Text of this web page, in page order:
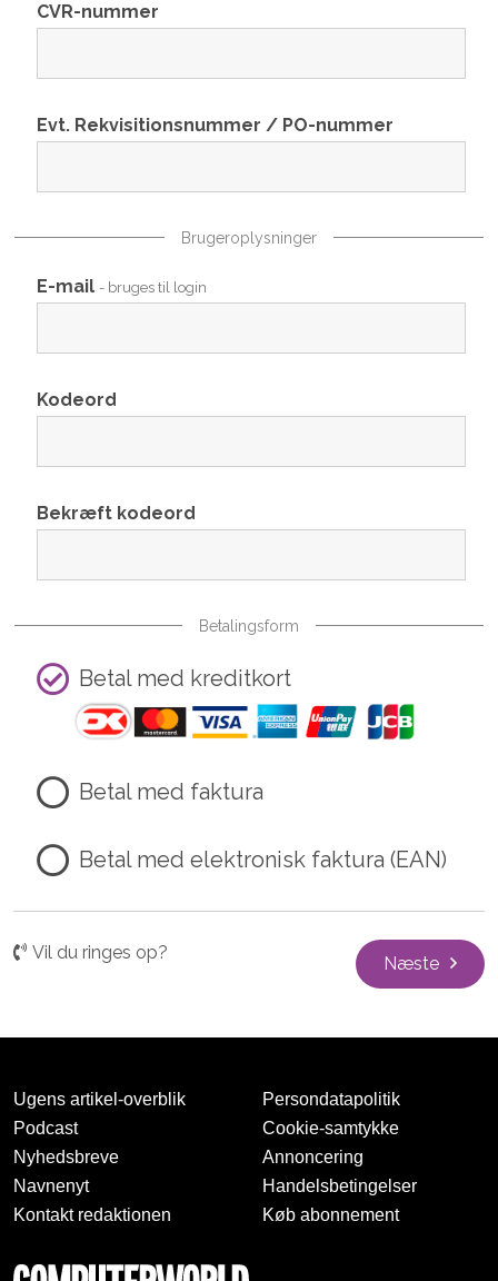
CVR-nummer
Evt. Rekvisitionsnummer / PO-nummer
Brugeroplysninger
E-mail - bruges til login
Kodeord
Bekræft kodeord
Betalingsform
Betal med kreditkort
Betal med faktura
Betal med elektronisk faktura (EAN)
Vil du ringes op?
Næste
Ugens artikel-overblik
Podcast
Nyhedsbreve
Navnenyt
Kontakt redaktionen
Persondatapolitik
Cookie-samtykke
Annoncering
Handelsbetingelser
Køb abonnement